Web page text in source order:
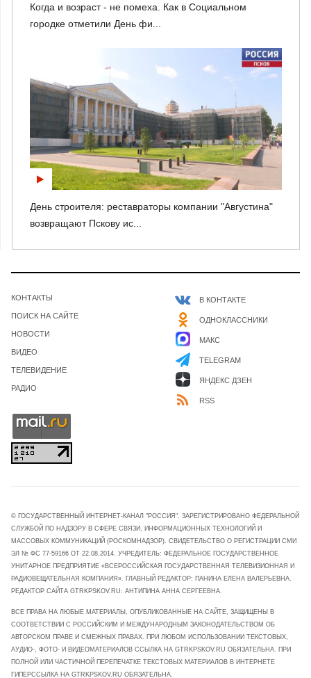
Когда и возраст - не помеха. Как в Социальном
городке отметили День фи...
День строителя: реставраторы компании "Августина"
возвращают Пскову ис...
КОНТАКТЫ
ПОИСК НА САЙТЕ
НОВОСТИ
ВИДЕО
ТЕЛЕВИДЕНИЕ
РАДИО
В КОНТАКТЕ
ОДНОКЛАССНИКИ
МАКС
TELEGRAM
ЯНДЕКС ДЗЕН
RSS
© ГОСУДАРСТВЕННЫЙ ИНТЕРНЕТ-КАНАЛ "РОССИЯ". ЗАРЕГИСТРИРОВАНО ФЕДЕРАЛЬНОЙ
СЛУЖБОЙ ПО НАДЗОРУ В СФЕРЕ СВЯЗИ, ИНФОРМАЦИОННЫХ ТЕХНОЛОГИЙ И
МАССОВЫХ КОММУНИКАЦИЙ (РОСКОМНАДЗОР). СВИДЕТЕЛЬСТВО О РЕГИСТРАЦИИ СМИ
ЭЛ № ФС 77-59166 ОТ 22.08.2014. УЧРЕДИТЕЛЬ: ФЕДЕРАЛЬНОЕ ГОСУДАРСТВЕННОЕ
УНИТАРНОЕ ПРЕДПРИЯТИЕ «ВСЕРОССИЙСКАЯ ГОСУДАРСТВЕННАЯ ТЕЛЕВИЗИОННАЯ И
РАДИОВЕЩАТЕЛЬНАЯ КОМПАНИЯ». ГЛАВНЫЙ РЕДАКТОР: ПАНИНА ЕЛЕНА ВАЛЕРЬЕВНА.
РЕДАКТОР САЙТА GTRKPSKOV.RU: АНТИПИНА АННА СЕРГЕЕВНА.
ВСЕ ПРАВА НА ЛЮБЫЕ МАТЕРИАЛЫ, ОПУБЛИКОВАННЫЕ НА САЙТЕ, ЗАЩИЩЕНЫ В
СООТВЕТСТВИИ С РОССИЙСКИМ И МЕЖДУНАРОДНЫМ ЗАКОНОДАТЕЛЬСТВОМ ОБ
АВТОРСКОМ ПРАВЕ И СМЕЖНЫХ ПРАВАХ. ПРИ ЛЮБОМ ИСПОЛЬЗОВАНИИ ТЕКСТОВЫХ,
АУДИО-, ФОТО- И ВИДЕОМАТЕРИАЛОВ ССЫЛКА НА GTRKPSKOV.RU ОБЯЗАТЕЛЬНА. ПРИ
ПОЛНОЙ ИЛИ ЧАСТИЧНОЙ ПЕРЕПЕЧАТКЕ ТЕКСТОВЫХ МАТЕРИАЛОВ В ИНТЕРНЕТЕ
ГИПЕРССЫЛКА НА GTRKPSKOV.RU ОБЯЗАТЕЛЬНА.